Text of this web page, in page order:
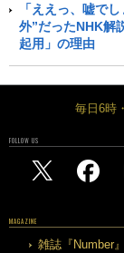
「ええっ、嘘で
外”だったNHK解
起用」の理由
毎日6時
FOLLOW US
MAGAZINE
雑誌『Number